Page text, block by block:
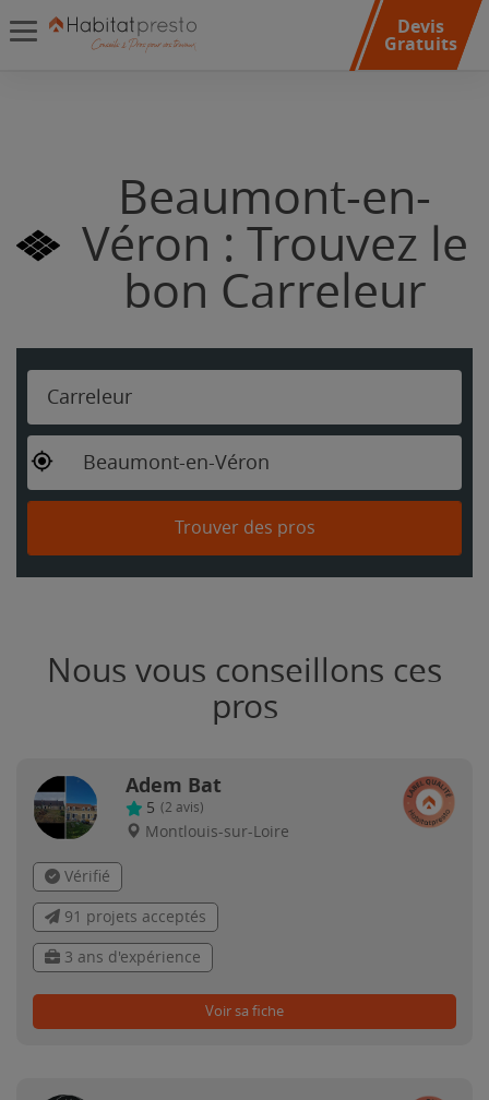
Devis
Gratuits
Beaumont-en-
Véron : Trouvez le
bon Carreleur
Carreleur
Beaumont-en-Véron
Trouver des pros
Nous vous conseillons ces
pros
Adem Bat
5 (2 avis)
Montlouis-sur-Loire
Vérifié
91 projets acceptés
3 ans d'expérience
Voir sa fiche